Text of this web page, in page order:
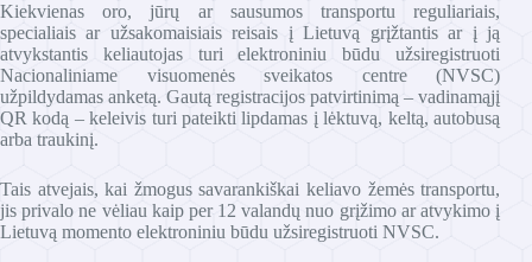
Kiekvienas oro, jūrų ar sausumos transportu reguliariais,
specialiais ar užsakomaisiais reisais į Lietuvą grįžtantis ar į ją
atvykstantis keliautojas turi elektroniniu būdu užsiregistruoti
Nacionaliniame visuomenės sveikatos centre (NVSC)
užpildydamas anketą. Gautą registracijos patvirtinimą – vadinamąjį
QR kodą – keleivis turi pateikti lipdamas į lėktuvą, keltą, autobusą
arba traukinį.
Tais atvejais, kai žmogus savarankiškai keliavo žemės transportu,
jis privalo ne vėliau kaip per 12 valandų nuo grįžimo ar atvykimo į
Lietuvą momento elektroniniu būdu užsiregistruoti NVSC.